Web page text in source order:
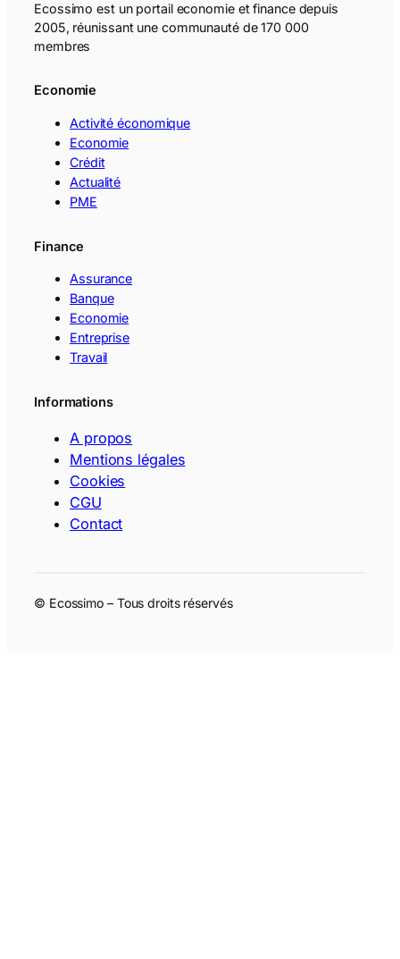
Ecossimo est un portail economie et finance depuis
2005, réunissant une communauté de 170 000
membres
Economie
Activité économique
Economie
Crédit
Actualité
PME
Finance
Assurance
Banque
Economie
Entreprise
Travail
Informations
A propos
Mentions légales
Cookies
CGU
Contact
© Ecossimo – Tous droits réservés